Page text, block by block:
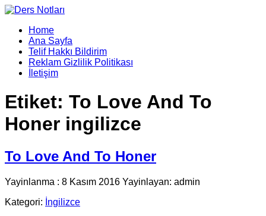
Home
Ana Sayfa
Telif Hakkı Bildirim
Reklam Gizlilik Politikası
İletişim
Etiket: To Love And To
Honer ingilizce
To Love And To Honer
Yayinlanma : 8 Kasım 2016 Yayinlayan: admin
Kategori: İngilizce